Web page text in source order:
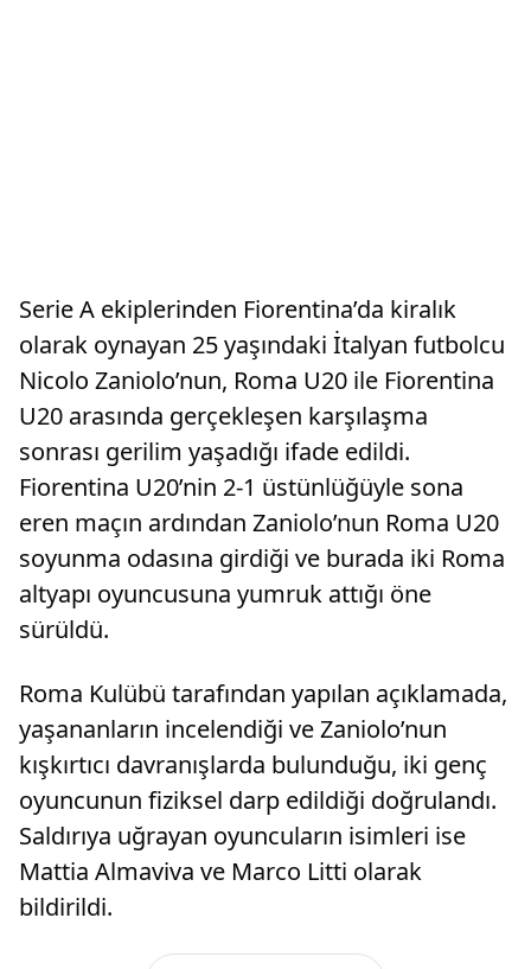
Serie A ekiplerinden Fiorentina’da kiralık
olarak oynayan 25 yaşındaki İtalyan futbolcu
Nicolo Zaniolo’nun, Roma U20 ile Fiorentina
U20 arasında gerçekleşen karşılaşma
sonrası gerilim yaşadığı ifade edildi.
Fiorentina U20’nin 2-1 üstünlüğüyle sona
eren maçın ardından Zaniolo’nun Roma U20
soyunma odasına girdiği ve burada iki Roma
altyapı oyuncusuna yumruk attığı öne
sürüldü.
Roma Kulübü tarafından yapılan açıklamada,
yaşananların incelendiği ve Zaniolo’nun
kışkırtıcı davranışlarda bulunduğu, iki genç
oyuncunun fiziksel darp edildiği doğrulandı.
Saldırıya uğrayan oyuncuların isimleri ise
Mattia Almaviva ve Marco Litti olarak
bildirildi.